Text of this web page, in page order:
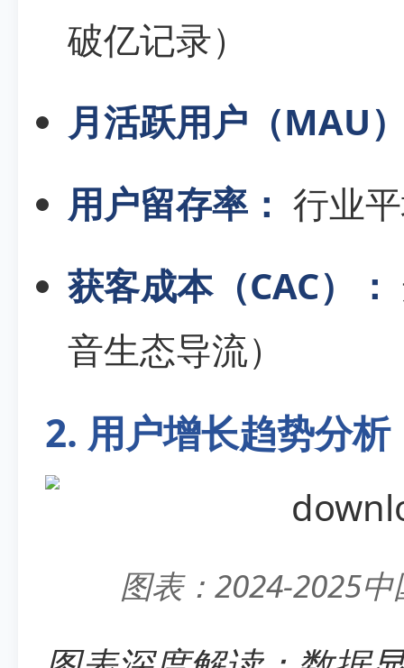
破亿记录）
月活跃用户（MAU
用户留存率： 行业
获客成本（CAC）：
音生态导流）
2. 用户增长趋势分析
图表：2024-2025